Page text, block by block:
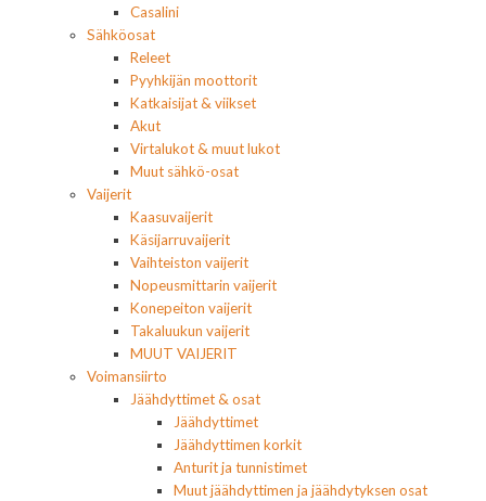
Casalini
Sähköosat
Releet
Pyyhkijän moottorit
Katkaisijat & viikset
Akut
Virtalukot & muut lukot
Muut sähkö-osat
Vaijerit
Kaasuvaijerit
Käsijarruvaijerit
Vaihteiston vaijerit
Nopeusmittarin vaijerit
Konepeiton vaijerit
Takaluukun vaijerit
MUUT VAIJERIT
Voimansiirto
Jäähdyttimet & osat
Jäähdyttimet
Jäähdyttimen korkit
Anturit ja tunnistimet
Muut jäähdyttimen ja jäähdytyksen osat